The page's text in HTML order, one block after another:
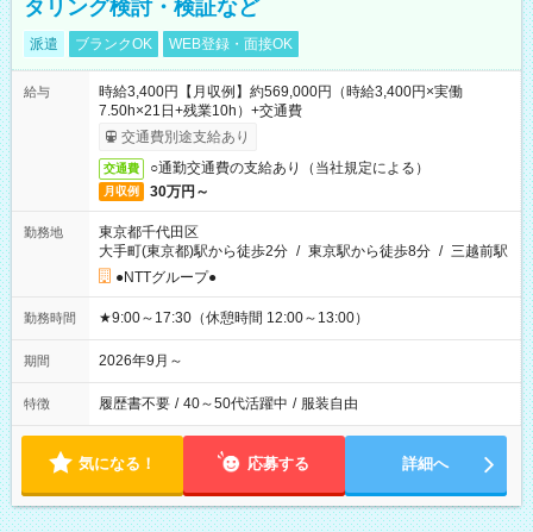
タリング検討・検証など
派遣 ブランクOK WEB登録・面接OK
給与
時給3,400円【月収例】約569,000円（時給3,400円×実働
7.50h×21日+残業10h）+交通費
交通費別途支給あり
交通費 ○通勤交通費の支給あり（当社規定による）
月収例 30万円～
勤務地
東京都千代田区
大手町(東京都)駅から徒歩2分 / 東京駅から徒歩8分 / 三越前駅
●NTTグループ●
勤務時間 ★9:00～17:30（休憩時間 12:00～13:00）
期間 2026年9月～
特徴 履歴書不要 / 40～50代活躍中 / 服装自由
気になる！ 応募する 詳細へ